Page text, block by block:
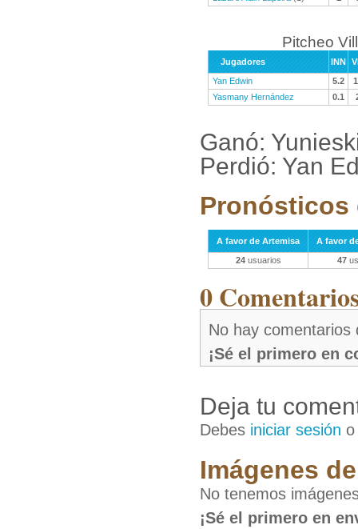
Pitcheo
Jugadores INN
Yan Edwin
5.2
Yasmany Hernández
0.1
Ganó:
Perdió: Yan
Pronósticos
A favor de Artemisa
A favor
24usuarios 47
0
No hay comentarios
¡Sé el primero en
Deja tu
Debes iniciar sesión
Imágenes
No tenemos
¡Sé el primero en